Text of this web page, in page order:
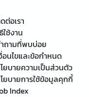
ต่อเรา
ใช้งาน
ถามที่พบบ่อย
อนไขและข้อกำหนด
ยบายความเป็นส่วนตัว
ยบายการใช้ข้อมูลคุกกี้
Index